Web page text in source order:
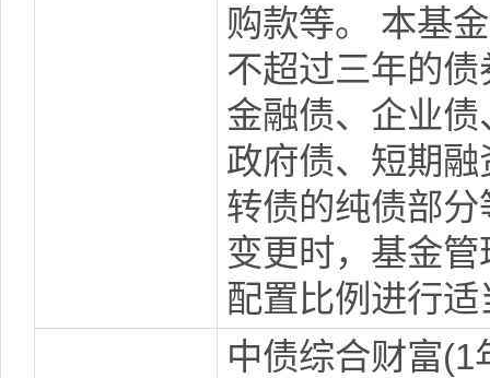
购款等。 本基
不超过三年的
金融债、企业
政府债、短期
转债的纯债部
变更时，基金
配置比例进行
中债综合财富